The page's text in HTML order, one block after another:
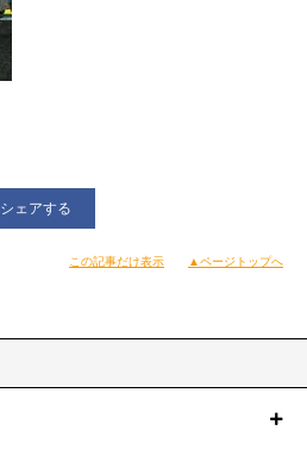
シェアする
この記事だけ表示 ▲ページトップへ